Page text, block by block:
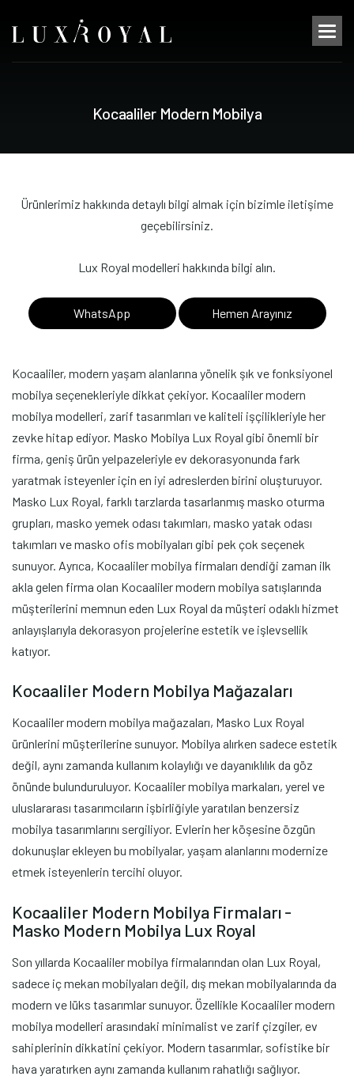
Kocaaliler Modern Mobilya
Ürünlerimiz hakkında detaylı bilgi almak için bizimle iletişime
geçebilirsiniz.
Lux Royal modelleri hakkında bilgi alın.
WhatsApp Hemen Arayınız
Kocaaliler, modern yaşam alanlarına yönelik şık ve fonksiyonel
mobilya seçenekleriyle dikkat çekiyor. Kocaaliler modern
mobilya modelleri, zarif tasarımları ve kaliteli işçilikleriyle her
zevke hitap ediyor. Masko Mobilya Lux Royal gibi önemli bir
firma, geniş ürün yelpazeleriyle ev dekorasyonunda fark
yaratmak isteyenler için en iyi adreslerden birini oluşturuyor.
Masko Lux Royal, farklı tarzlarda tasarlanmış masko oturma
grupları, masko yemek odası takımları, masko yatak odası
takımları ve masko ofis mobilyaları gibi pek çok seçenek
sunuyor. Ayrıca, Kocaaliler mobilya firmaları dendiği zaman ilk
akla gelen firma olan Kocaaliler modern mobilya satışlarında
müşterilerini memnun eden Lux Royal da müşteri odaklı hizmet
anlayışlarıyla dekorasyon projelerine estetik ve işlevsellik
katıyor.
Kocaaliler Modern Mobilya Mağazaları
Kocaaliler modern mobilya mağazaları, Masko Lux Royal
ürünlerini müşterilerine sunuyor. Mobilya alırken sadece estetik
değil, aynı zamanda kullanım kolaylığı ve dayanıklılık da göz
önünde bulunduruluyor. Kocaaliler mobilya markaları, yerel ve
uluslararası tasarımcıların işbirliğiyle yaratılan benzersiz
mobilya tasarımlarını sergiliyor. Evlerin her köşesine özgün
dokunuşlar ekleyen bu mobilyalar, yaşam alanlarını modernize
etmek isteyenlerin tercihi oluyor.
Kocaaliler Modern Mobilya Firmaları -
Masko Modern Mobilya Lux Royal
Son yıllarda Kocaaliler mobilya firmalarından olan Lux Royal,
sadece iç mekan mobilyaları değil, dış mekan mobilyalarında da
modern ve lüks tasarımlar sunuyor. Özellikle Kocaaliler modern
mobilya modelleri arasındaki minimalist ve zarif çizgiler, ev
sahiplerinin dikkatini çekiyor. Modern tasarımlar, sofistike bir
hava yaratırken aynı zamanda kullanım rahatlığı sağlıyor.